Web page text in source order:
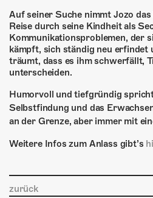
ÜBER UNS
GÖNNEREI
SHOP
MITMACHEN
Auf seiner Suche nimmt Jozo
Reise durch seine Kindheit als
Kommunikationsproblemen, der
kämpft, sich ständig neu erfindet
träumt, dass es ihm schwerfällt,
unterscheiden.
Humorvoll und tiefgründig
Selbstfindung und das
an der Grenze, aber immer mit
Weitere Infos zum Anlass gibt’s
zurück